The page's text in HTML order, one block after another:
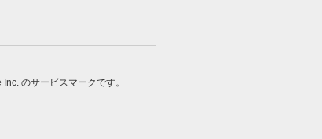
のサービスマークです。